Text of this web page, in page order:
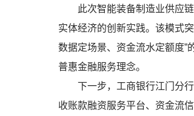
此次智能装备制造业供应链
实体经济的创新实践。该模式
数据定场景、资金流水定额度”
普惠金融服务理念。
下一步，工商银行江门分行
收账款融资服务平台、资金流